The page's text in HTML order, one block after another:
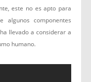
este no es apto para
componentes
llevado a considerar a
humano.